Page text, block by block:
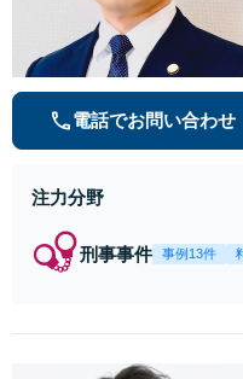
電話でお問い合わせ
注力分野
刑事事件 事例13件